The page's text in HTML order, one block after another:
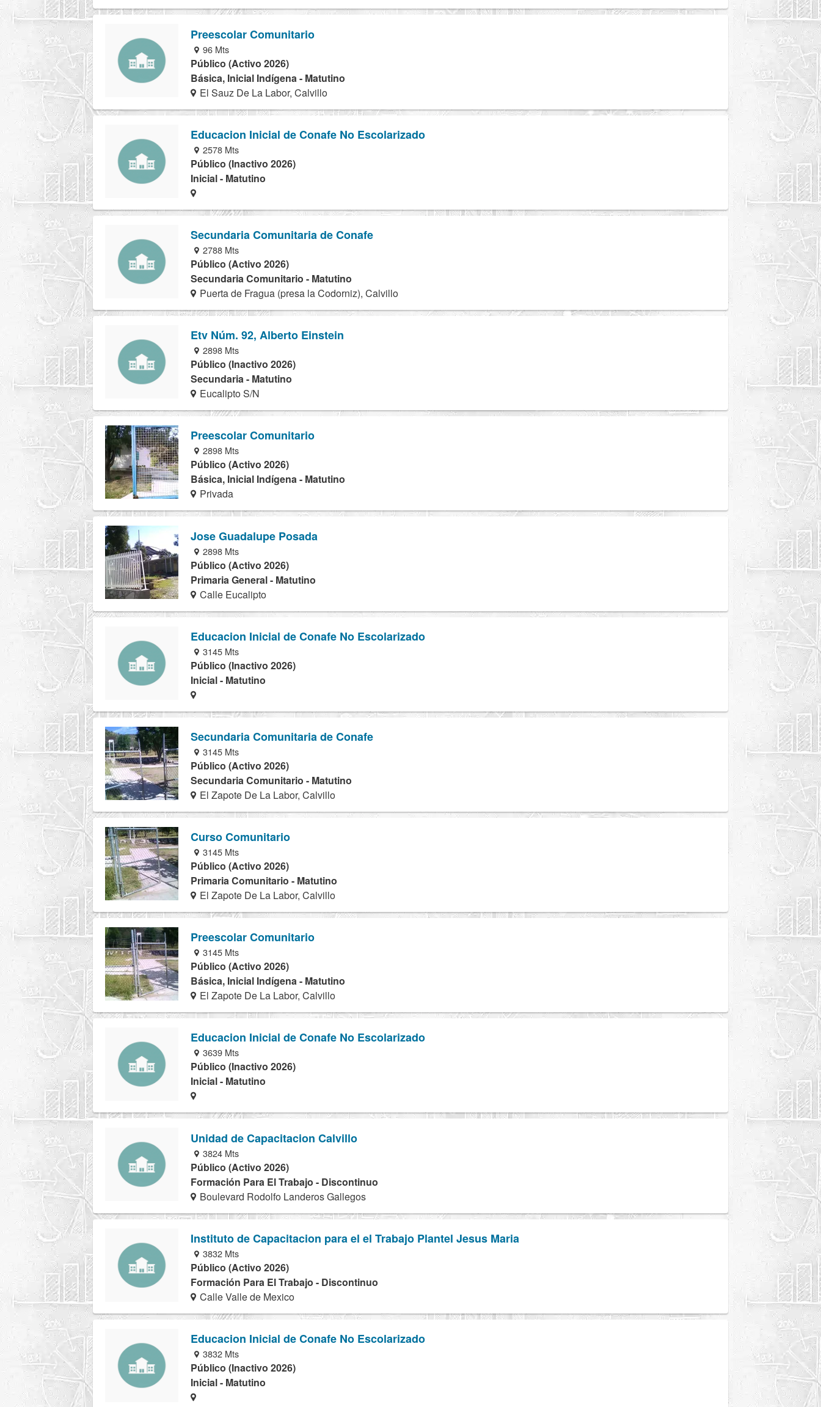
Preescolar Comunitario
96 Mts
Público (Activo 2026)
Básica, Inicial Indígena - Matutino
El Sauz De La Labor, Calvillo
Educacion Inicial de Conafe No Escolarizado
2578 Mts
Público (Inactivo 2026)
Inicial - Matutino
Secundaria Comunitaria de Conafe
2788 Mts
Público (Activo 2026)
Secundaria Comunitario - Matutino
Puerta de Fragua (presa la Codorniz), Calvillo
Etv Núm. 92, Alberto Einstein
2898 Mts
Público (Inactivo 2026)
Secundaria - Matutino
Eucalipto S/N
Preescolar Comunitario
2898 Mts
Público (Activo 2026)
Básica, Inicial Indígena - Matutino
Privada
Jose Guadalupe Posada
2898 Mts
Público (Activo 2026)
Primaria General - Matutino
Calle Eucalipto
Educacion Inicial de Conafe No Escolarizado
3145 Mts
Público (Inactivo 2026)
Inicial - Matutino
Secundaria Comunitaria de Conafe
3145 Mts
Público (Activo 2026)
Secundaria Comunitario - Matutino
El Zapote De La Labor, Calvillo
Curso Comunitario
3145 Mts
Público (Activo 2026)
Primaria Comunitario - Matutino
El Zapote De La Labor, Calvillo
Preescolar Comunitario
3145 Mts
Público (Activo 2026)
Básica, Inicial Indígena - Matutino
El Zapote De La Labor, Calvillo
Educacion Inicial de Conafe No Escolarizado
3639 Mts
Público (Inactivo 2026)
Inicial - Matutino
Unidad de Capacitacion Calvillo
3824 Mts
Público (Activo 2026)
Formación Para El Trabajo - Discontinuo
Boulevard Rodolfo Landeros Gallegos
Instituto de Capacitacion para el el Trabajo Plantel Jesus Maria
3832 Mts
Público (Activo 2026)
Formación Para El Trabajo - Discontinuo
Calle Valle de Mexico
Educacion Inicial de Conafe No Escolarizado
3832 Mts
Público (Inactivo 2026)
Inicial - Matutino